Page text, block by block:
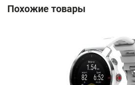
Похожие товары